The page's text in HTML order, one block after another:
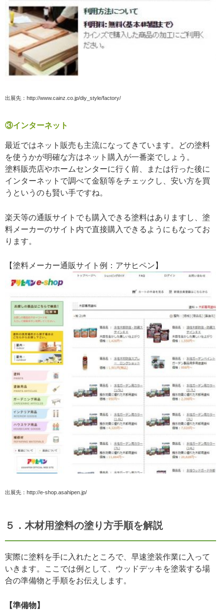
出展先：http://www.cainz.co.jp/diy_style/factory/
③インターネット
最近ではネット販売も主流になってきています。どの塗料
を使うかが明確な方はネット購入が一番楽でしょう。
塗料販売店やホームセンターに行く前、または行った後に
インターネットで調べて金額等をチェックし、安い方を買
うというのも賢い手ですね。
楽天等の通販サイトでも購入できる塗料はありますし、塗
料メーカーのサイト内で直接購入できるようにもなってお
ります。
【塗料メーカー通販サイト例：アサヒペン】
出展先：http://e-shop.asahipen.jp/
５．木材用塗料の塗り方手順を解説
実際に塗料を手に入れたところで、早速塗装作業に入って
いきます。ここでは例として、ウッドデッキを塗装する場
合の準備物と手順をお伝えします。
【準備物】